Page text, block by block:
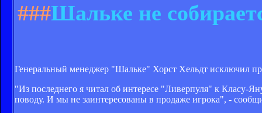
###Шальке не
Генеральный менеджер "Шальке" Хорст Хельдт исключил
"Из последнего я читал об интересе "Ливерпуля" к Класу-
поводу. И мы не заинтересованы в продаже игрока", -